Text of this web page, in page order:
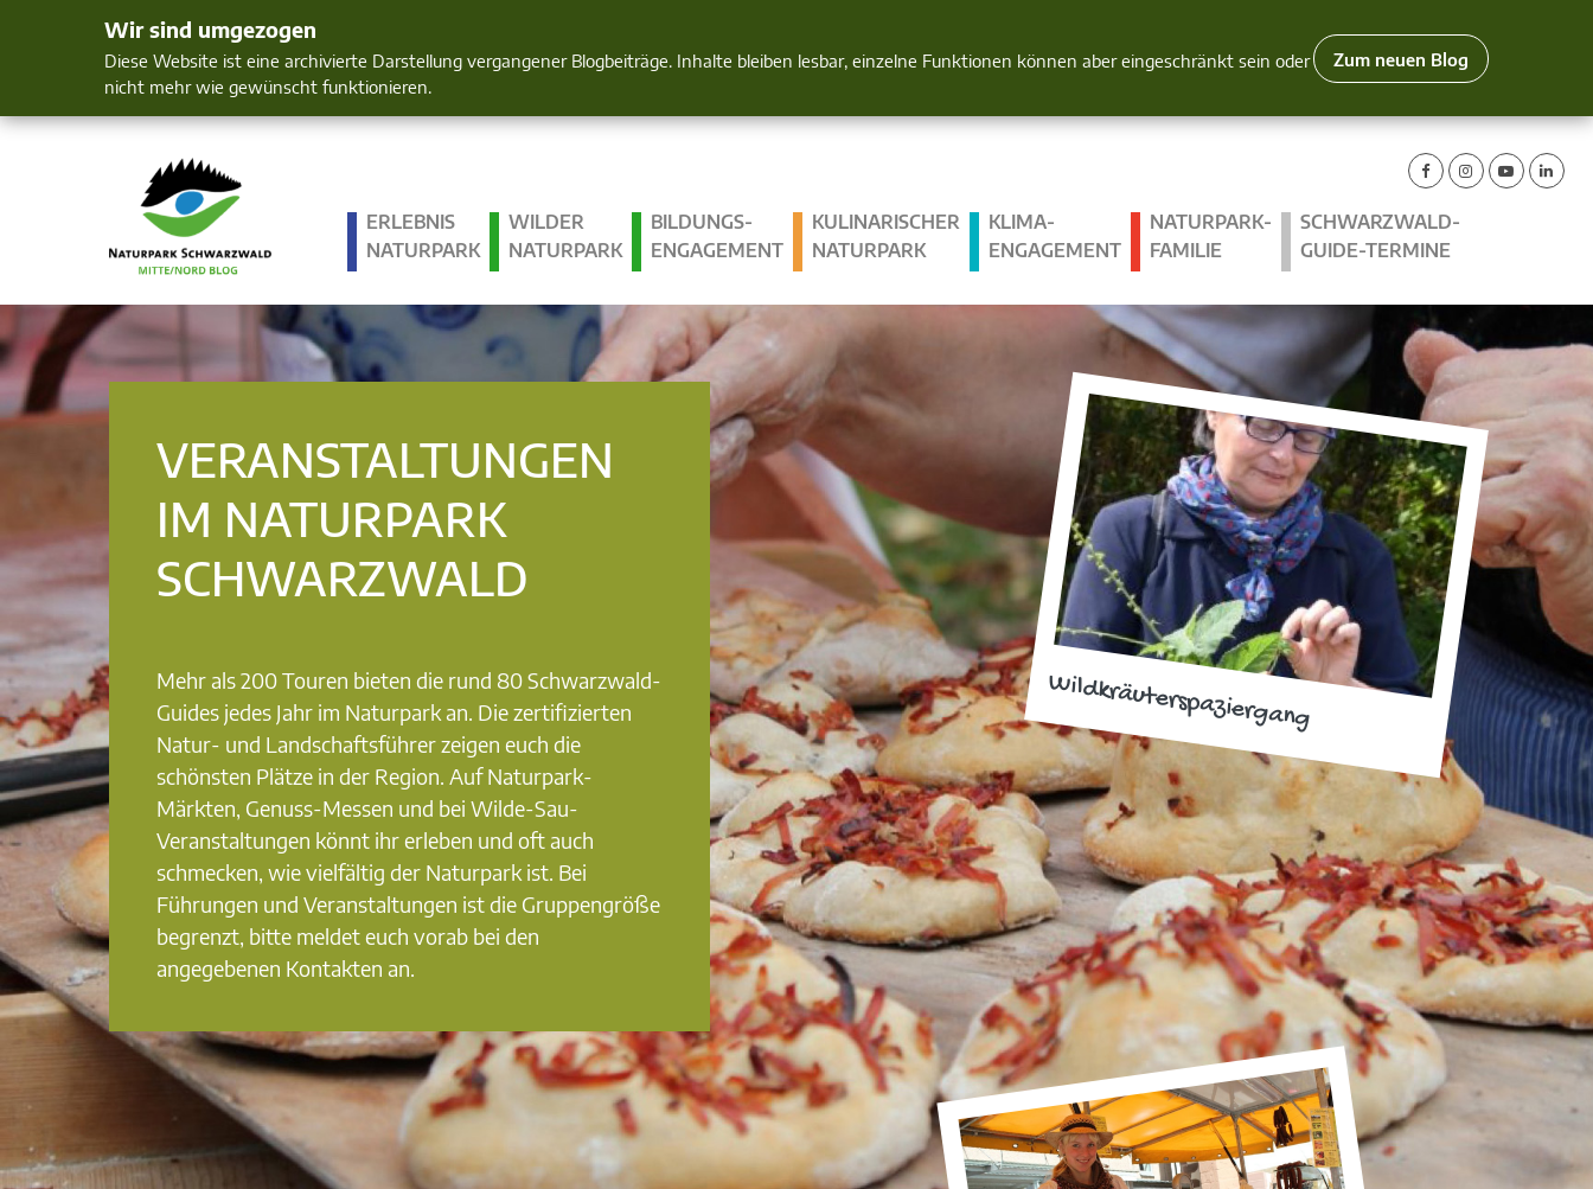
Wir sind umgezogen
Diese Website ist eine archivierte Darstellung vergangener Blogbeiträge. Inhalte bleiben lesbar, einzelne Funktionen können aber eingeschränkt sein oder
nicht mehr wie gewünscht funktionieren.
Zum neuen Blog
Mensch und Natur im Blick
ERLEBNIS
NATURPARK
WILDER
NATURPARK
BILDUNGS­
ENGAGEMENT
KULINARISCHER
NATURPARK
KLIMA­
ENGAGEMENT
NATURPARK-
FAMILIE
SCHWARZWALD-
GUIDE-TERMINE
Wildkräuterspaziergang
VERANSTALTUNGEN
IM NATURPARK
SCHWARZWALD
Mehr als 200 Touren bieten die rund 80 Schwarzwald-
Guides jedes Jahr im Naturpark an. Die zertifizierten
Natur- und Landschaftsführer zeigen euch die
schönsten Plätze in der Region. Auf Naturpark-
Märkten, Genuss-Messen und bei Wilde-Sau-
Veranstaltungen könnt ihr erleben und oft auch
schmecken, wie vielfältig der Naturpark ist. Bei
Führungen und Veranstaltungen ist die Gruppengröße
begrenzt, bitte meldet euch vorab bei den
angegebenen Kontakten an.